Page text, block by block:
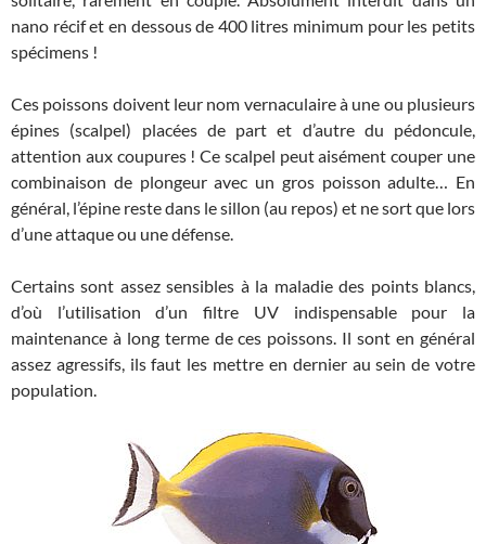
nano récif et en dessous de 400 litres minimum pour les petits
spécimens !
Ces poissons doivent leur nom vernaculaire à une ou plusieurs
épines (scalpel) placées de part et d’autre du pédoncule,
attention aux coupures ! Ce scalpel peut aisément couper une
combinaison de plongeur avec un gros poisson adulte… En
général, l’épine reste dans le sillon (au repos) et ne sort que lors
d’une attaque ou une défense.
Certains sont assez sensibles à la maladie des points blancs,
d’où l’utilisation d’un filtre UV indispensable pour la
maintenance à long terme de ces poissons. Il sont en général
assez agressifs, ils faut les mettre en dernier au sein de votre
population.